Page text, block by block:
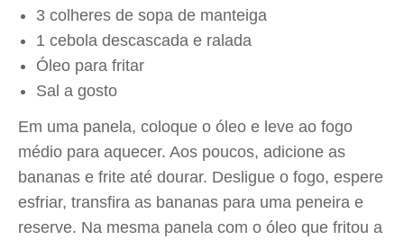
3 colheres de sopa de manteiga
1 cebola descascada e ralada
Óleo para fritar
Sal a gosto
Em uma panela, coloque o óleo e leve ao fogo
médio para aquecer. Aos poucos, adicione as
bananas e frite até dourar. Desligue o fogo, espere
esfriar, transfira as bananas para uma peneira e
reserve. Na mesma panela com o óleo que fritou a